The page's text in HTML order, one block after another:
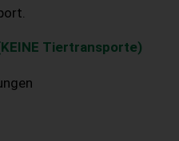
Tiertransporte)